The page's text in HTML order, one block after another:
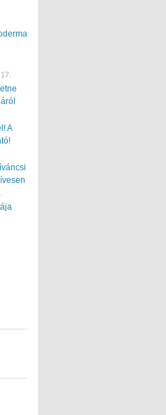
A